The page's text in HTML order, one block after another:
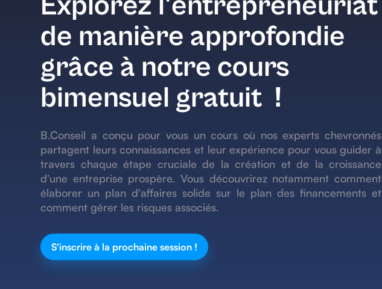
de manière approfondie
grâce à notre cours
bimensuel gratuit !
B.Conseil a conçu pour vous un cours où nos experts chevronnés
partagent leurs connaissances et leur expérience pour vous guider à
travers chaque étape cruciale de la création et de la croissance
d'une entreprise prospère. Vous découvrirez notamment comment
élaborer un plan d'affaires solide sur le plan des financements et
comment gérer les risques associés.
S'inscrire à la prochaine session !